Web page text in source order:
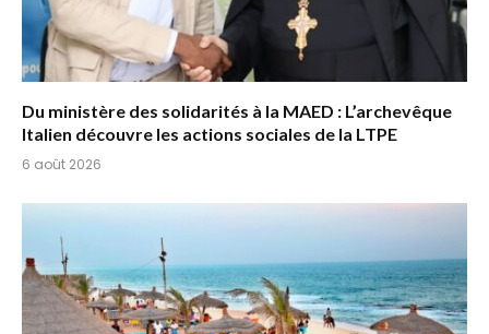
Du ministère des solidarités à la MAED : L’archevêque
Italien découvre les actions sociales de la LTPE
6 août 2026